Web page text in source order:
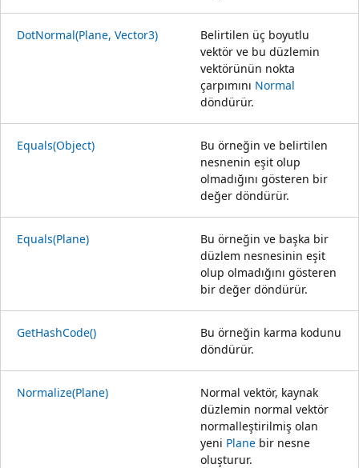
DotNormal(Plane, Vector3)
Belirtilen üç boyutlu
vektör ve bu düzlemin
vektörünün nokta
çarpımını Normal
döndürür.
Equals(Object)
Bu örneğin ve belirtilen
nesnenin eşit olup
olmadığını gösteren bir
değer döndürür.
Equals(Plane)
Bu örneğin ve başka bir
düzlem nesnesinin eşit
olup olmadığını gösteren
bir değer döndürür.
GetHashCode()
Bu örneğin karma kodunu
döndürür.
Normalize(Plane)
Normal vektör, kaynak
düzlemin normal vektör
normalleştirilmiş olan
yeni Plane bir nesne
oluşturur.